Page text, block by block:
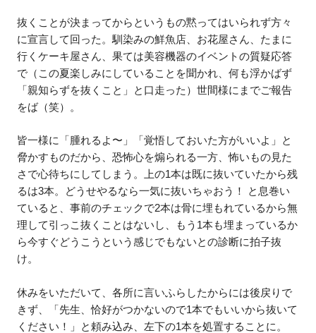
抜くことが決まってからというもの黙ってはいられず方々
に宣言して回った。馴染みの鮮魚店、お花屋さん、たまに
行くケーキ屋さん、果ては美容機器のイベントの質疑応答
で（この夏楽しみにしていることを聞かれ、何も浮かばず
「親知らずを抜くこと」と口走った）世間様にまでご報告
をば（笑）。
皆一様に「腫れるよ〜」「覚悟しておいた方がいいよ」と
脅かすものだから、恐怖心を煽られる一方、怖いもの見た
さで心待ちにしてしまう。上の1本は既に抜いていたから残
るは3本。どうせやるなら一気に抜いちゃおう！ と息巻い
ていると、事前のチェックで2本は骨に埋もれているから無
理して引っこ抜くことはないし、もう1本も埋まっているか
ら今すぐどうこうという感じでもないとの診断に拍子抜
け。
休みをいただいて、各所に言いふらしたからには後戻りで
きず、「先生、恰好がつかないので1本でもいいから抜いて
ください！」と頼み込み、左下の1本を処置することに。